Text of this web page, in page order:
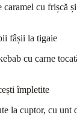
caramel cu frișcă
fâșii la tigaie
cu carne
împletite
la cuptor, cu unt